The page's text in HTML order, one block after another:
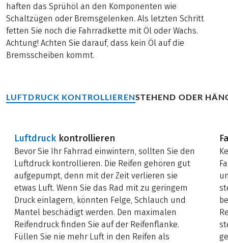
haften das Sprühöl an den Komponenten wie
Schaltzügen oder Bremsgelenken. Als letzten Schritt
fetten Sie noch die Fahrradkette mit Öl oder Wachs.
Achtung! Achten Sie darauf, dass kein Öl auf die
Bremsscheiben kommt.
LUFTDRUCK KONTROLLIERENSTEHEND ODER
Luftdruck kontrollieren
Bevor Sie Ihr Fahrrad einwintern, sollten Sie den
Luftdruck kontrollieren. Die Reifen gehören gut
aufgepumpt, denn mit der Zeit verlieren sie
etwas Luft. Wenn Sie das Rad mit zu geringem
Druck einlagern, könnten Felge, Schlauch und
Mantel beschädigt werden. Den maximalen
Reifendruck finden Sie auf der Reifenflanke.
Füllen Sie nie mehr Luft in den Reifen als